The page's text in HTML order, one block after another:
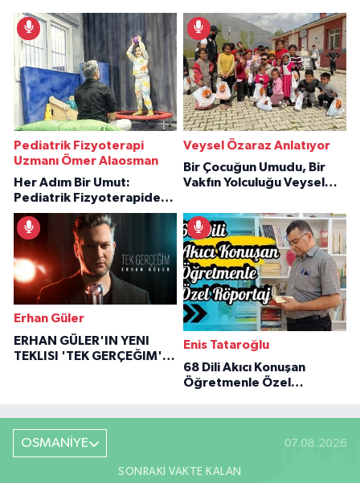
Pediatrik Fizyoterapi
Uzmanı Ömer Alaosman
Her Adım Bir Umut:
Pediatrik Fizyoterapiden
İlham Veren Hikâyeler
Veysel Özaraz Anlatıyor
Bir Çocuğun Umudu, Bir
Vakfın Yolculuğu Veysel
Erhan Güler
ERHAN GÜLER'IN YENI
TEKLISI 'TEK GERÇEĞIM'LE
Enis Tataroğlu
68 Dili Akıcı Konuşan
Öğretmenle Özel
OSMANİYE 07.08.2026
SONRAKI VAKTE KALAN